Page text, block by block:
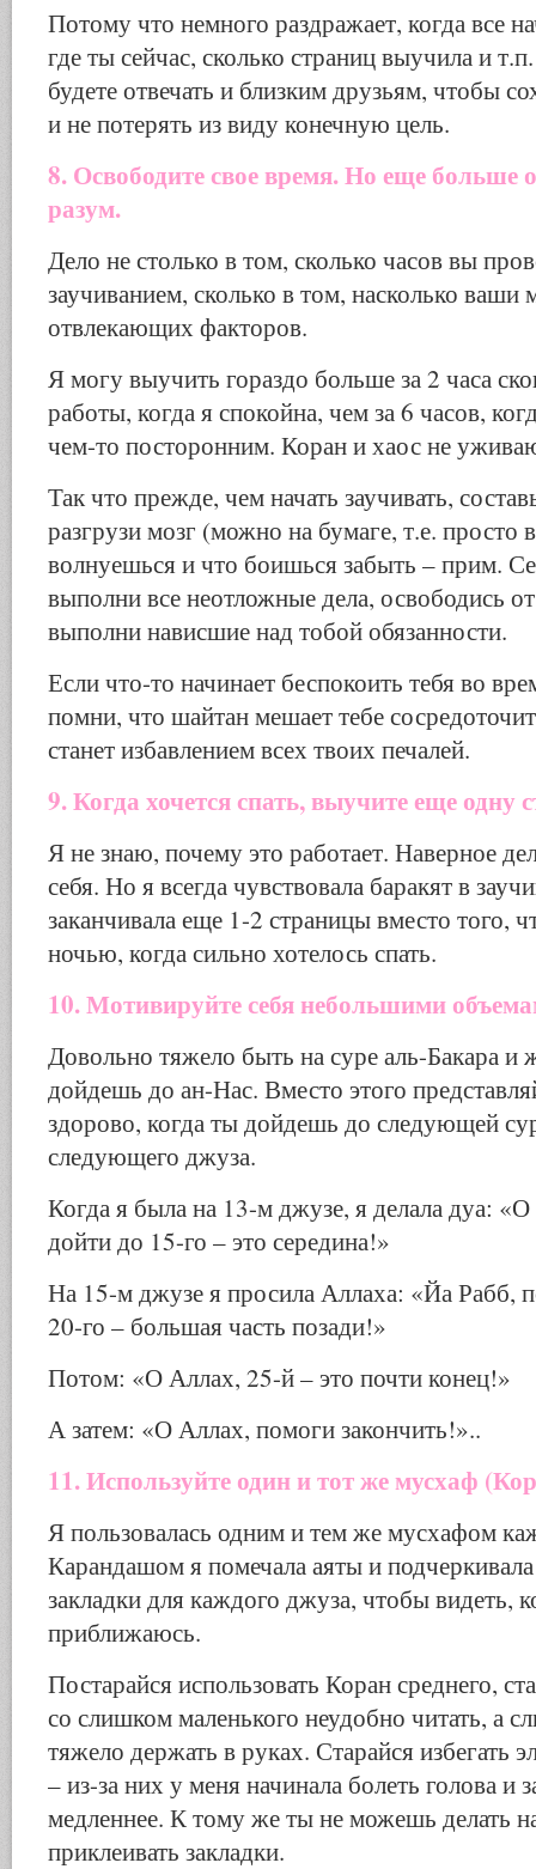
Потому что немного раздражает, когда все
где ты сейчас, сколько страниц выучила и
будете отвечать и близким друзьям, чтобы
и не потерять из виду конечную цель.
8. Освободите свое время. Но еще больше
разум.
Дело не столько в том, сколько часов вы
заучиванием, сколько в том, насколько
отвлекающих факторов.
Я могу выучить гораздо больше за 2 часа
работы, когда я спокойна, чем за 6 часов,
чем-то посторонним. Коран и хаос не
Так что прежде, чем начать заучивать,
разгрузи мозг (можно на бумаге, т.е.
волнуешься и что боишься забыть – прим.
выполни все неотложные дела, освободись
выполни нависшие над тобой обязанности.
Если что-то начинает беспокоить тебя во
помни, что шайтан мешает тебе
станет избавлением всех твоих печалей.
9. Когда хочется спать, выучите еще одну
Я не знаю, почему это работает. Наверное
себя. Но я всегда чувствовала баракят в
заканчивала еще 1-2 страницы вместо того,
ночью, когда сильно хотелось спать.
10. Мотивируйте себя небольшими
Довольно тяжело быть на суре аль-Бакара и
дойдешь до ан-Нас. Вместо этого
здорово, когда ты дойдешь до следующей
следующего джуза.
Когда я была на 13-м джузе, я делала дуа:
дойти до 15-го – это середина!»
На 15-м джузе я просила Аллаха: «Йа Рабб,
20-го – большая часть позади!»
Потом: «О Аллах, 25-й – это почти конец!»
А затем: «О Аллах, помоги закончить!»..
11. Используйте один и тот же мусхаф
Я пользовалась одним и тем же мусхафом
Карандашом я помечала аяты и
закладки для каждого джуза, чтобы видеть,
приближаюсь.
Постарайся использовать Коран среднего,
со слишком маленького неудобно читать, а
тяжело держать в руках. Старайся избегать
– из-за них у меня начинала болеть голова и
медленнее. К тому же ты не можешь делать
приклеивать закладки.